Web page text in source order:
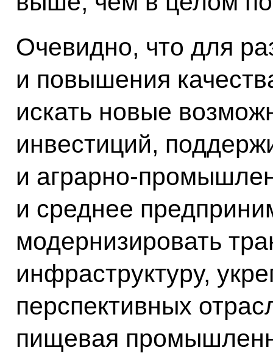
Очевидно, что для
и повышения
искать новые
инвестиций,
и
и среднее
модернизировать
инфраструктуру,
перспективных
пищевая